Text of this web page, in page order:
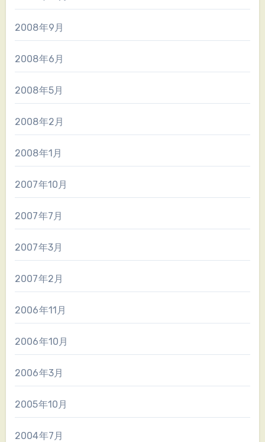
2008年9月
2008年6月
2008年5月
2008年2月
2008年1月
2007年10月
2007年7月
2007年3月
2007年2月
2006年11月
2006年10月
2006年3月
2005年10月
2004年7月